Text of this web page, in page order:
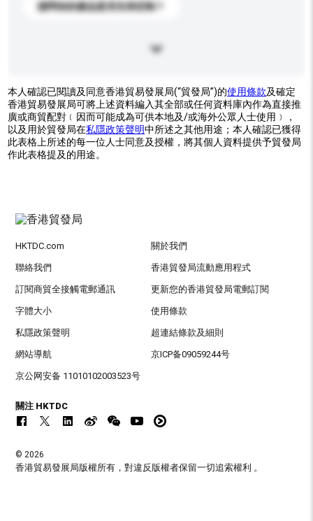
請問你的產品是否支持定制？
本人確認已閱讀及同意香港貿易發展局(“貿發局”)的使用條款及確定
香港貿易發展局可將上述資料編入其全部或任何資料庫內作為直接推
廣或商貿配對﹝因而可能成為可供本地及/或海外公眾人士使用﹞，
以及用於貿發局在私隱政策聲明中所述之其他用途；本人確認已獲得
此表格上所述的每一位人士同意及授權，將其個人資料提供予貿發局
作此表格提及的用途。
HKTDC.com 關於我們
聯絡我們 香港貿發局流動應用程式
訂閱商貿全接觸電郵通訊 更新您的香港貿發局電郵訂閱
字體大小 使用條款
私隱政策聲明 超連結條款及細則
網站導航 京ICP备09059244号
京公网安备 11010102003523号
關注 HKTDC
© 2026
香港貿易發展局版權所有，對違反版權者保留一切追索權利 。